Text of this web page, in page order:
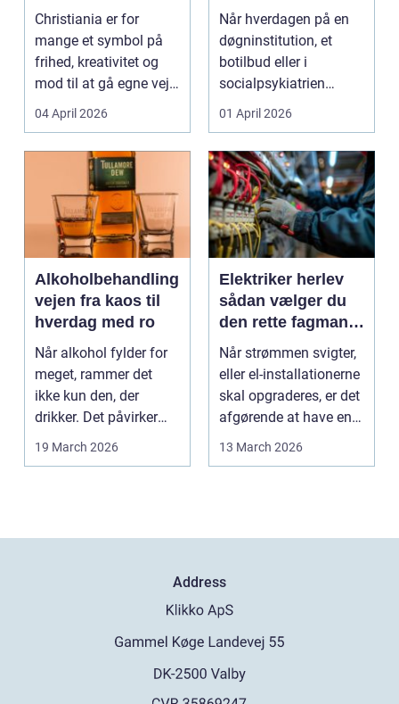
ét
Christiania er for
mange et symbol på
frihed, kreativitet og
mod til at gå egne veje.
Den samme ånd ...
04 April 2026
du den rette hjælp
Når hverdagen på en
døgninstitution, et
botilbud eller i
socialpsykiatrien
pludselig ændrer sig,
01 April 2026
Alkoholbehandling
vejen fra kaos til
hverdag med ro
Når alkohol fylder for
meget, rammer det
ikke kun den, der
drikker. Det påvirker
også familie, arbej...
19 March 2026
Elektriker herlev
sådan vælger du
den rette fagmand
til dine el-opgaver
Når strømmen svigter,
eller el-installationerne
skal opgraderes, er det
afgørende at have en
pålidel...
13 March 2026
Address